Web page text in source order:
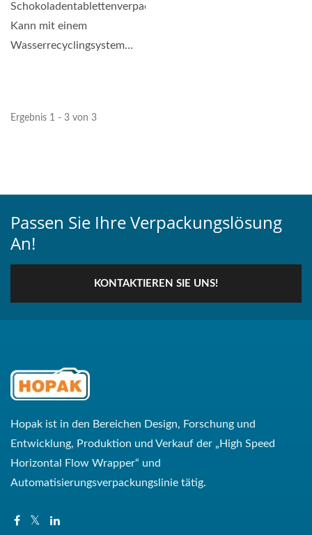
Schokoladentablettenverpackung.
Kann mit einem
Wasserrecyclingsystem
Ergebnis 1 - 3 von 3
Passen Sie Ihre Verpackungslösung
An!
KONTAKTIEREN SIE UNS!
Hopak ist in den Bereichen Design, Forschung und
Entwicklung, Produktion und Verkauf der „High Speed ​​
Horizontal Flow Wrapper“ und
Automatisierungsverpackungslinie tätig.